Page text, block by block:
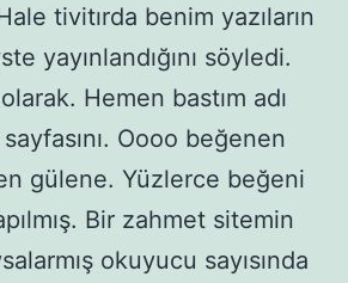
tivitırda benim yazıların
yayınlandığını söyledi.
Hemen bastım adı
Oooo beğenen
gülene. Yüzlerce beğeni
Bir zahmet sitemin
okuyucu sayısında